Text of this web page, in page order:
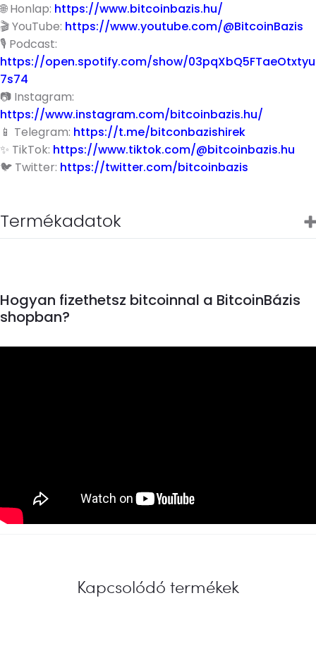
🌐 Honlap: https://www.bitcoinbazis.hu/
🎬YouTube: https://www.youtube.com/@BitcoinBazis
🎙️ Podcast:
https://open.spotify.com/show/03pqXbQ5FTaeOtxtyu
7s74
📷 Instagram:
https://www.instagram.com/bitcoinbazis.hu/
📱 Telegram: https://t.me/bitconbazishirek
✨ TikTok: https://www.tiktok.com/@bitcoinbazis.hu
🐦 Twitter: https://twitter.com/bitcoinbazis
Termékadatok
Hogyan fizethetsz bitcoinnal a BitcoinBázis
shopban?
Kapcsolódó termékek